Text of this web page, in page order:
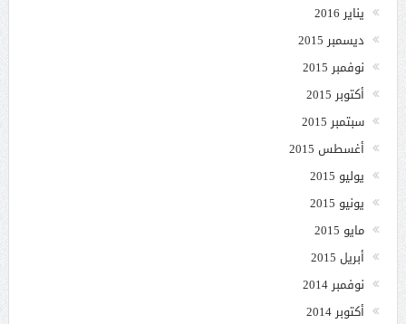
يناير 2016
ديسمبر 2015
نوفمبر 2015
أكتوبر 2015
سبتمبر 2015
أغسطس 2015
يوليو 2015
يونيو 2015
مايو 2015
أبريل 2015
نوفمبر 2014
أكتوبر 2014